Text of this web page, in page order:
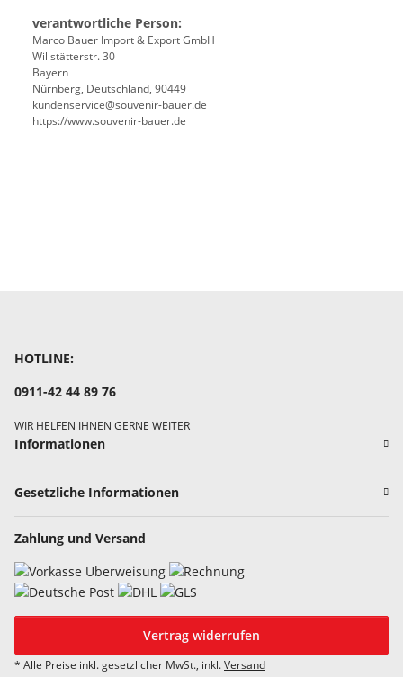
verantwortliche Person:
Marco Bauer Import & Export GmbH
Willstätterstr. 30
Bayern
Nürnberg, Deutschland, 90449
kundenservice@souvenir-bauer.de
https://www.souvenir-bauer.de
HOTLINE:
0911-42 44 89 76
WIR HELFEN IHNEN GERNE WEITER
Informationen
Gesetzliche Informationen
Zahlung und Versand
Vertrag widerrufen
* Alle Preise inkl. gesetzlicher MwSt., inkl.Versand